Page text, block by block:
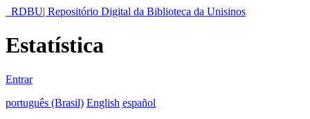
RDBU| Repositório Digital da Biblioteca da Unisinos
Estatística
Entrar
português (Brasil) English español